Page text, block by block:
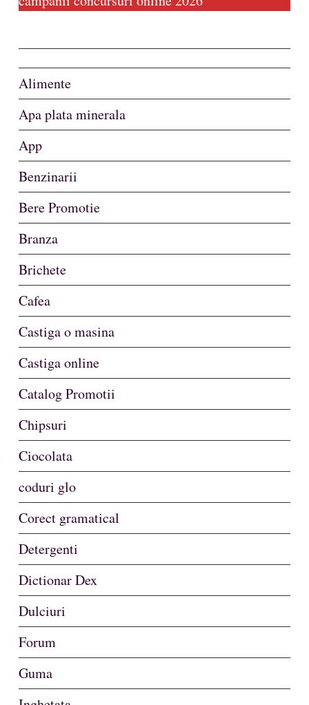
Alimente
Apa plata minerala
App
Benzinarii
Bere Promotie
Branza
Brichete
Cafea
Castiga o masina
Castiga online
Catalog Promotii
Chipsuri
Ciocolata
coduri glo
Corect gramatical
Detergenti
Dictionar Dex
Dulciuri
Forum
Guma